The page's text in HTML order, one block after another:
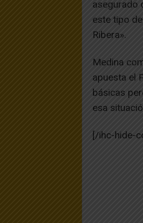
asegurado
este tipo
Ribera».
Medina
apuesta el
básicas
esa
[/ihc-hide-